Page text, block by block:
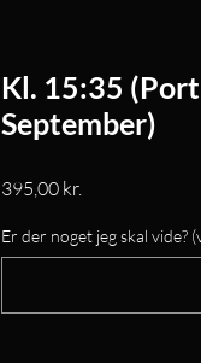
Kl. 15:35
September)
395,00 kr.
Er der noget jeg skal vide?